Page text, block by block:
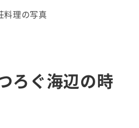
ろぐ海辺の時